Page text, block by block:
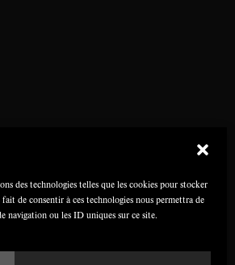
des technologies telles que les cookies pour stocker
de consentir à ces technologies nous permettra de
navigation ou les ID uniques sur ce site.